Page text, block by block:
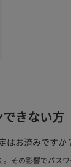
きない方
はお済みですか
その影響でパス